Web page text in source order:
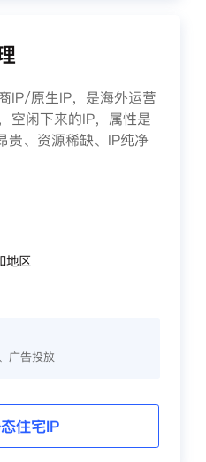
IP/原生IP，是海外运营
空闲下来的IP，属性是
贵、资源稀缺、IP纯净
地区
广告投放
住宅IP